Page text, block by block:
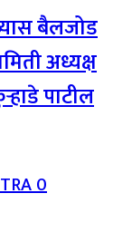
बैलजोड
अध्यक्ष
पाटील
0